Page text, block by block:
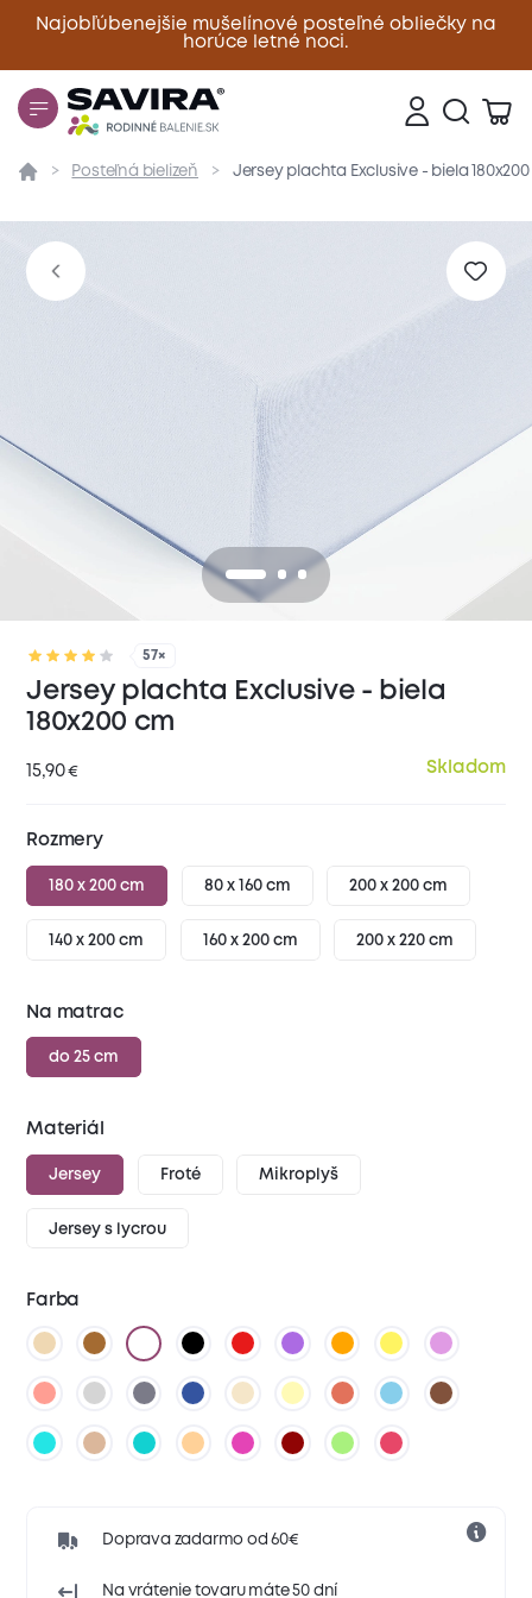
Najobľúbenejšie mušelínové posteľné obliečky na
horúce letné noci.
Zavrieť
Prehľad Parametre Popis produktu
Posteľná bielizeň Jersey plachta Exclusive - biela
57×
Jersey plachta Exclusive - biela
180x200 cm
15,90€ Skladom
Rozmery
180 x 200 cm 80 x 160 cm 200 x 200 cm
140 x 200 cm 160 x 200 cm 200 x 220 cm
Na matrac
do 25 cm
Materiál
Jersey Froté Mikroplyš
Jersey s lycrou
Farba
Doprava zadarmo od 60€
Na vrátenie tovaru máte 50 dní